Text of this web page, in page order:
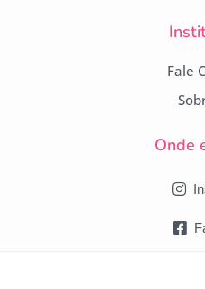
Fale
Onde